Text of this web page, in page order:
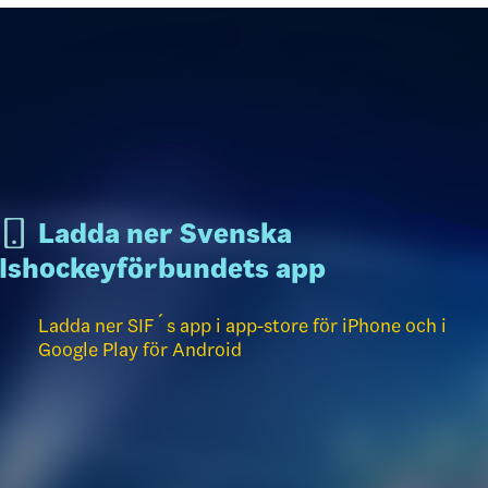
Ladda ner Svenska
Ishockeyförbundets app
Ladda ner SIF´s app i app-store för iPhone och i
Google Play för Android